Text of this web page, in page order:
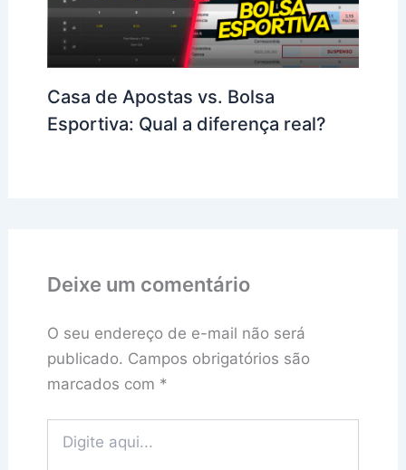
Casa de Apostas vs. Bolsa
Esportiva: Qual a diferença real?
Deixe um comentário
O seu endereço de e-mail não será
publicado. Campos obrigatórios são
marcados com *
aqui...